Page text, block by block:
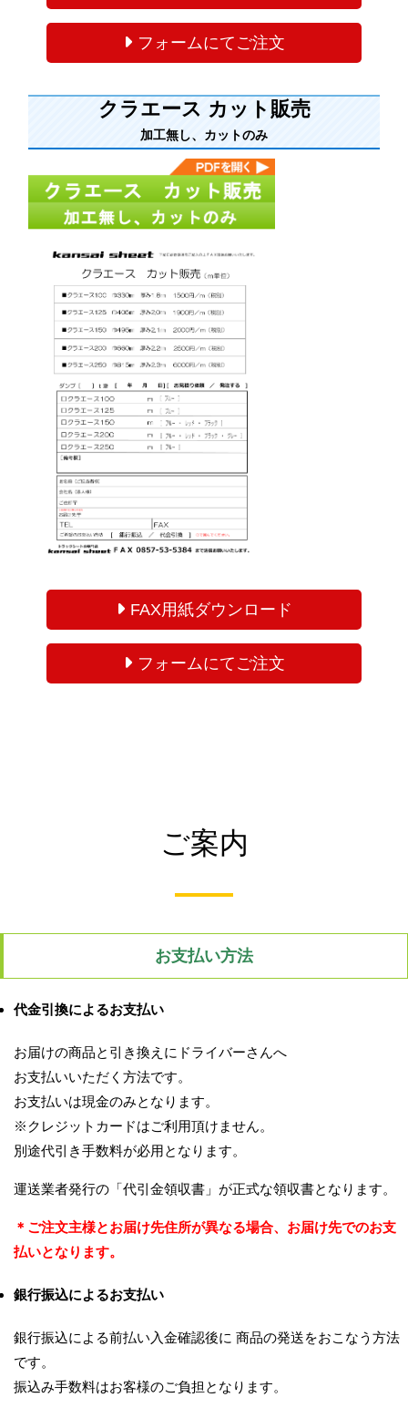
フォームにてご注文
クラエース カット販売
加工無し、カットのみ
FAX用紙ダウンロード
フォームにてご注文
ご案内
お支払い方法
代金引換によるお支払い
お届けの商品と引き換えにドライバーさんへ
お支払いいただく方法です。
お支払いは現金のみとなります。
※クレジットカードはご利用頂けません。
別途代引き手数料が必用となります。
運送業者発行の「代引金領収書」が正式な領収書となります。
＊ご注文主様とお届け先住所が異なる場合、お届け先でのお支
払いとなります。
銀行振込によるお支払い
銀行振込による前払い入金確認後に 商品の発送をおこなう方法
です。
振込み手数料はお客様のご負担となります。